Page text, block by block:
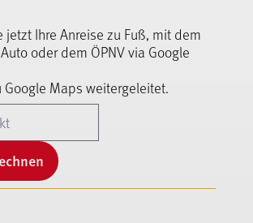
jetzt Ihre Anreise zu Fuß, mit dem
oder dem ÖPNV via Google
Google Maps weitergeleitet.